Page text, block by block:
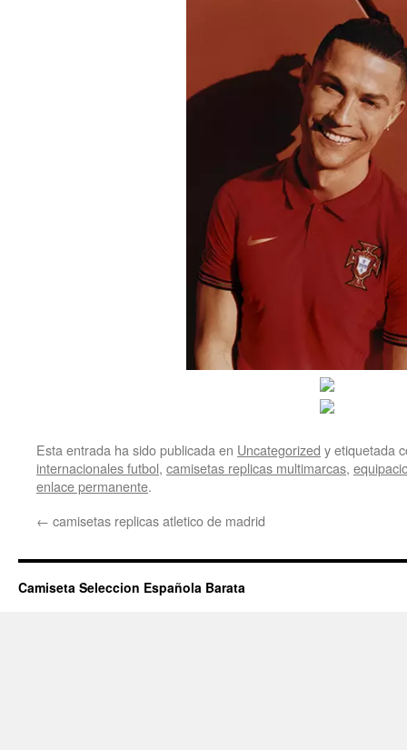
Esta entrada ha sido publicada en Uncategorized y etiquetada
internacionales futbol, camisetas replicas multimarcas,
enlace permanente.
← camisetas replicas atletico de madrid
Camiseta Seleccion Española Barata